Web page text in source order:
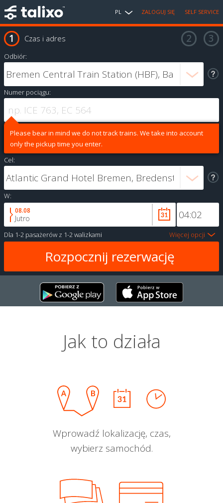
PL ZALOGUJ SIĘ SELF SERVICE
Czas i adres
Odbiór:
Numer pociągu:
Please bear in mind we do not track trains. We take into account
only the pickup time you enter.
Cel:
W:
08.08
Jutro
Dla 1-2 pasażerów z 1-2 walizkami Więcej opcji
Jak to działa
Wprowadź lokalizację, czas,
wybierz samochód.